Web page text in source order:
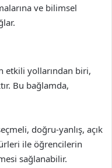
ve bilimsel
etkili yollarından biri,
Bu bağlamda,
doğru-yanlış, açık
ile öğrencilerin
sağlanabilir.